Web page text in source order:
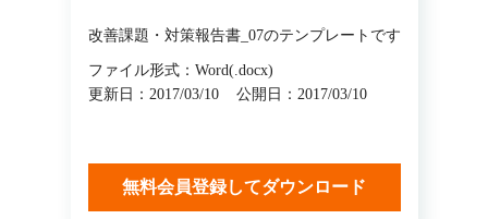
改善課題・対策報告書_07のテンプレートです
ファイル形式：Word(.docx)
更新日：2017/03/10
公開日：2017/03/10
無料会員登録してダウンロード